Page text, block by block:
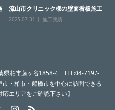
流山市クリニック様の壁面看板施工
2025.07.31 施工実績
県柏市藤ヶ谷1858-4 TEL:04-7197-
柏市・船橋市を中心に訪問できる
エリアをご確認下さい】